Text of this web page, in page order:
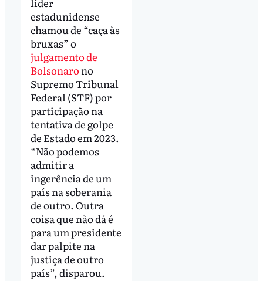
estadunidense
chamou de “caça às
bruxas” o
julgamento de
Bolsonaro no
Supremo Tribunal
Federal (STF) por
participação na
tentativa de golpe
de Estado em 2023.
“Não podemos
admitir a
ingerência de um
país na soberania
de outro. Outra
coisa que não dá é
para um presidente
dar palpite na
justiça de outro
país”, disparou.